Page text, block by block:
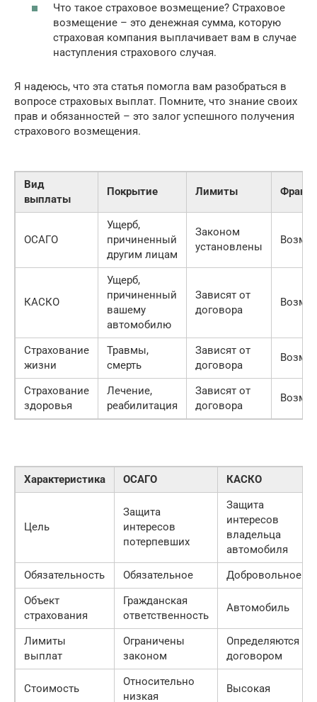
Что такое страховое возмещение? Страховое
возмещение – это денежная сумма, которую
страховая компания выплачивает вам в случае
наступления страхового случая.
Я надеюсь, что эта статья помогла вам разобраться в
вопросе страховых выплат. Помните, что знание своих
прав и обязанностей – это залог успешного получения
страхового возмещения.
Вид
выплаты
Покрытие Лимиты
ОСАГО
Ущерб,
причиненный
другим лицам
Законом
установлены
КАСКО
Ущерб,
причиненный
вашему
автомобилю
Зависят от
договора
Страхование
жизни
Травмы,
смерть
Зависят от
договора
Страхование
здоровья
Лечение,
реабилитация
Зависят от
договора
Характеристика ОСАГО КАСКО
Цель
Защита
интересов
потерпевших
Защита
интересов
владельца
автомобиля
Обязательность
Обязательное
Добровольное
Объект
страхования
Гражданская
ответственность
Автомобиль
Лимиты
выплат
Ограничены
законом
Определяются
договором
Стоимость
Относительно
низкая
Высокая